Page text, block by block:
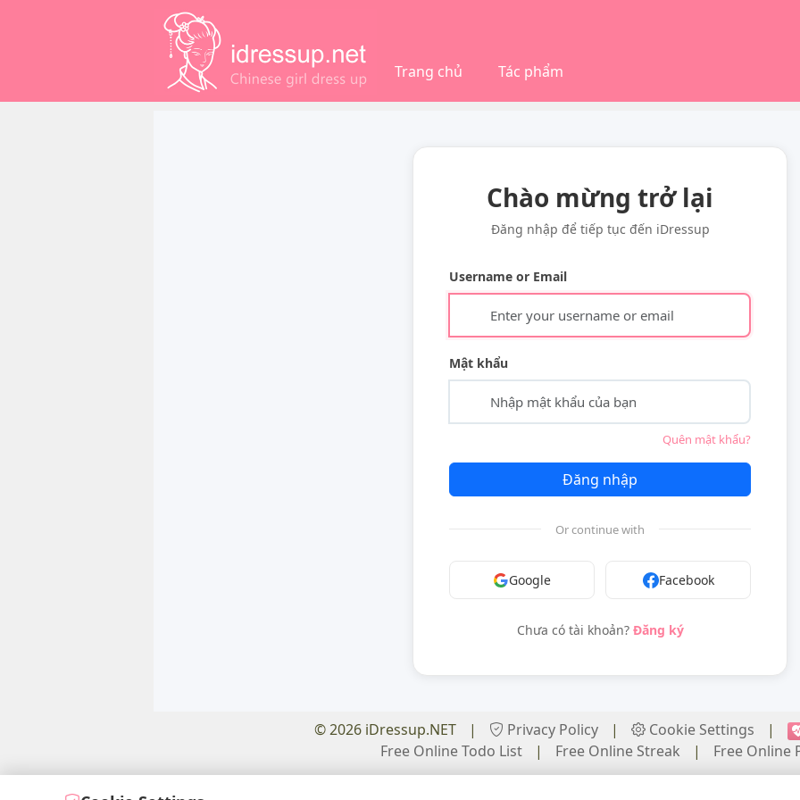
Trang chủ Tác phẩm
Chào mừng trở lại
Đăng nhập để tiếp tục đến iDressup
Username or Email
Mật khẩu
Quên mật khẩu?
Đăng nhập
Or continue with
Google Facebook
Chưa có tài khoản? Đăng ký
© 2026 iDressup.NET | Privacy Policy | Cookie Settings
|
Free Online Todo List
| Free Online Streak | Free Online